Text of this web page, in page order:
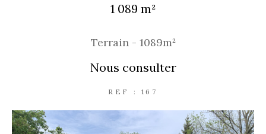
1 089 m²
Terrain - 1089m²
Nous consulter
REF : 167